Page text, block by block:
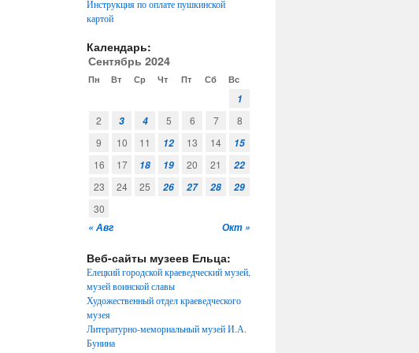
Инструкция по оплате пушкинской
картой
Календарь:
Сентябрь 2024
Пн Вт Ср Чт Пт Сб Вс
« Авг Окт »
1
2
3 4 5 6 7
8
9
10 11 12 13 14
15
16
17 18 19 20 21
22
23
24 25 26 27 28
29
30
Веб-сайты музеев Ельца:
Елецкий городской краеведческий музей,
музей воинской славы
Художественный отдел краеведческого
музея
Литературно-мемориальный музей И.А.
Бунина